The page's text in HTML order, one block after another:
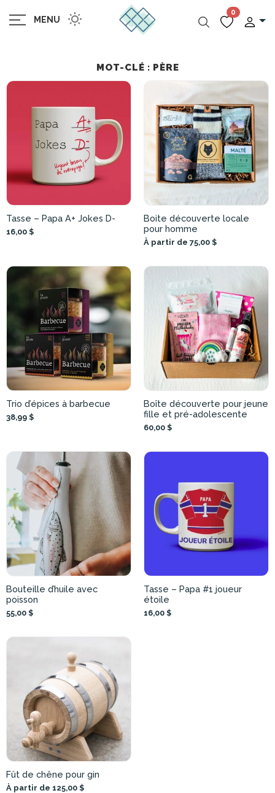
MENU
0
MOT-CLÉ : PÈRE
Tasse – Papa A+ Jokes D-
16,00 $
Boite découverte locale
pour homme
À partir de 75,00 $
Trio d’épices à barbecue
38,99 $
Boîte découverte pour jeune
fille et pré-adolescente
60,00 $
Bouteille d’huile avec
poisson
55,00 $
Tasse – Papa #1 joueur
étoile
16,00 $
Fût de chêne pour gin
À partir de 125,00 $